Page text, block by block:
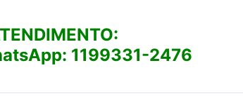
1199331-2476